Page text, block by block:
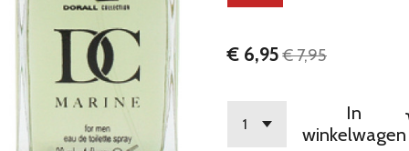
€ 6,95 € 7,95
In
winkelwagen